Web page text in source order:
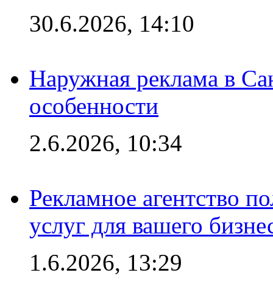
30.6.2026, 14:10
Наружная реклама в
особенности
2.6.2026, 10:34
Рекламное агентство
услуг для вашего
1.6.2026, 13:29